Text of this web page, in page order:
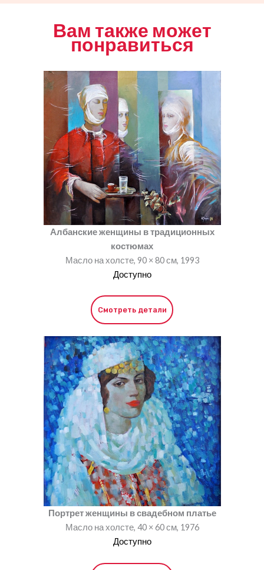
Вам также может
понравиться
Албанские женщины в традиционных
костюмах
Масло на холсте, 90 × 80 см, 1993
Доступно
Смотреть детали
Портрет женщины в свадебном платье
Масло на холсте, 40 × 60 см, 1976
Доступно